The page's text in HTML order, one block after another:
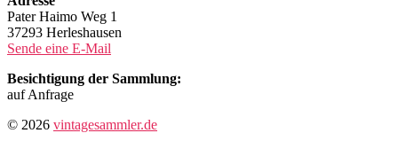
Pater Haimo Weg 1
37293 Herleshausen
Sende eine E-Mail
Besichtigung der Sammlung:
auf Anfrage
© 2026 vintagesammler.de